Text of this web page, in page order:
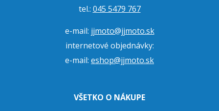
tel.: 045 5479 767
e-mail: jjmoto@jjmoto.sk
internetové objednávky:
e-mail: eshop@jjmoto.sk
VŠETKO O NÁKUPE